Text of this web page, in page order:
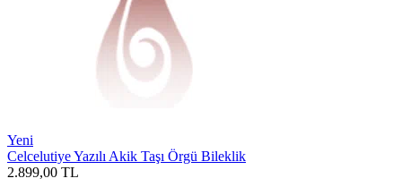
Yeni
Celcelutiye Yazılı Akik Taşı Örgü Bileklik
2.899,00 TL